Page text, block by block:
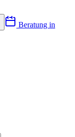
Beratung in